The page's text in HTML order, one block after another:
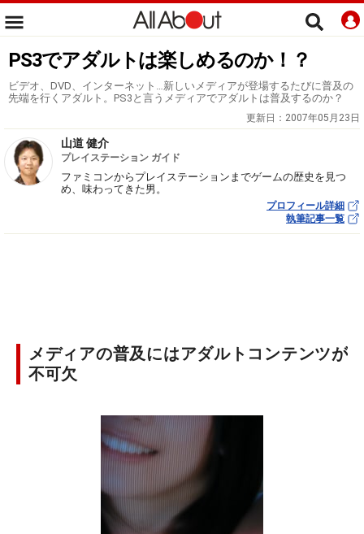
PS3でアダルトは楽しめるのか！？
ビデオ、DVD、インターネット…新しいメディアが登場するたびに普及の
先端を行くアダルト。PS3と言うメディアでアダルトは普及するのか？
更新日： 2007年05月23日
山道 健介
プレイステーション ガイド
ファミコンからプレイステーションまでゲームの歴史を見つ
め、味わってきた男。
プロフィール詳細
執筆記事一覧
メディアの普及にはアダルトコンテンツが
不可欠